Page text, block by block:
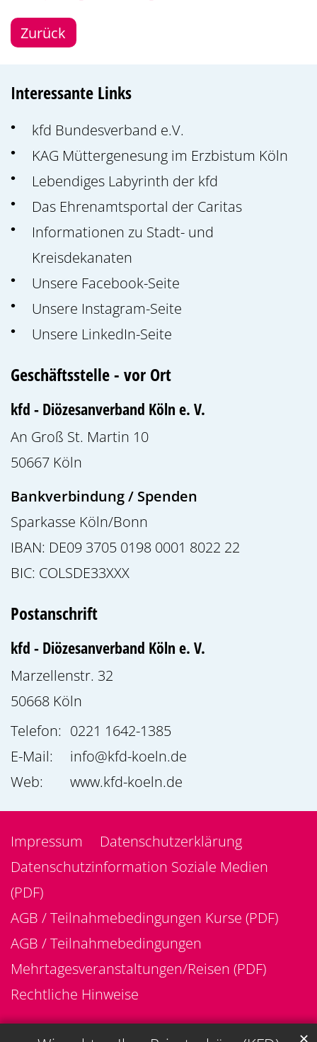
Zurück
Interessante Links
kfd Bundesverband e.V.
KAG Müttergenesung im Erzbistum Köln
Lebendiges Labyrinth der kfd
Das Ehrenamtsportal der Caritas
Informationen zu Stadt- und
Kreisdekanaten
Unsere Facebook-Seite
Unsere Instagram-Seite
Unsere LinkedIn-Seite
Geschäftsstelle - vor Ort
kfd - Diözesanverband Köln e. V.
An Groß St. Martin 10
50667 Köln
Bankverbindung / Spenden
Sparkasse Köln/Bonn
IBAN: DE09 3705 0198 0001 8022 22
BIC: COLSDE33XXX
Postanschrift
kfd - Diözesanverband Köln e. V.
Marzellenstr. 32
50668 Köln
Telefon: 0221 1642-1385
E-Mail:
info@kfd-koeln.de
Web:
www.kfd-koeln.de
Impressum
Datenschutzerklärung
Datenschutzinformation Soziale Medien
(PDF)
AGB / Teilnahmebedingungen Kurse (PDF)
AGB / Teilnahmebedingungen
Mehrtagesveranstaltungen/Reisen (PDF)
Rechtliche Hinweise